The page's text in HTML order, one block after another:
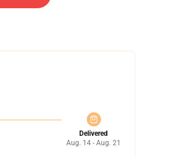
Delivered
Aug. 14 - Aug. 21